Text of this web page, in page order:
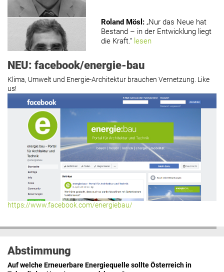
Roland Mösl : „Nur das Neue hat
Bestand – in der Entwicklung liegt
die Kraft.“ lesen
Roland Mösl: „Man wollte wohl
Kasse machen statt neue Produkte
erfinden.“ lesen
Hier geht’s zu allen Kommentaren
NEU: facebook/energie-bau
Klima, Umwelt und Energie-Architektur brauchen Vernetzung. Like
us!
https://www.facebook.com/energiebau/
Abstimmung
Auf welche Erneuerbare Energiequelle sollte Österreich in